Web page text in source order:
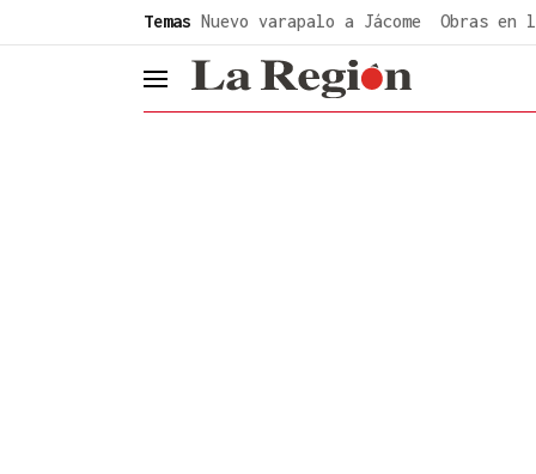
Temas Nuevo varapalo a Jácome Obras en
header.menu.open